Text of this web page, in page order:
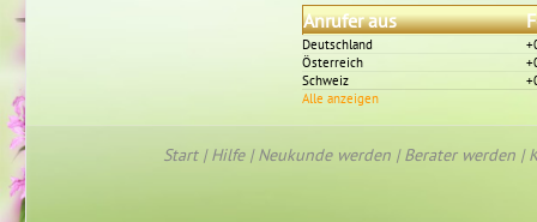
Anrufer aus
Deutschland
Österreich
Schweiz
Alle anzeigen
Start|Hilfe|Neukunde werden |Berater werden |